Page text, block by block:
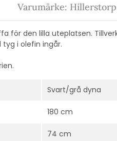
för den lilla uteplatsen.
i olefin ingår.
Svart/grå dyna
180 cm
74 cm
Varumärke: Hillerstorp